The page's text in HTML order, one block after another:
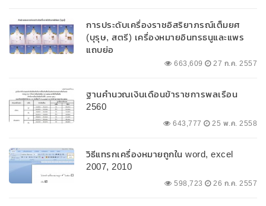
การประดับเครื่องราชอิสริยาภรณ์เต็มยศ
(บุรุษ, สตรี) เครื่องหมายอินทรธนูและแพร
แถบย่อ
663,609 27 ก.ค. 2557
ฐานคำนวณเงินเดือนข้าราชการพลเรือน
2560
643,777 25 พ.ค. 2558
วิธีแทรกเครื่องหมายถูกใน word, excel
2007, 2010
598,723 26 ก.ค. 2557